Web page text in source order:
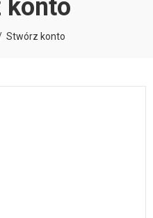
konto
Stwórz konto